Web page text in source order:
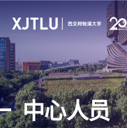
教学
招生
中心人员